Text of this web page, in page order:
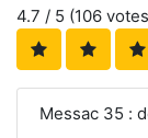
4.7 / 5 (106
Messac 35 :